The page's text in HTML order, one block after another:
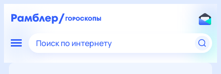
Поиск по интернету